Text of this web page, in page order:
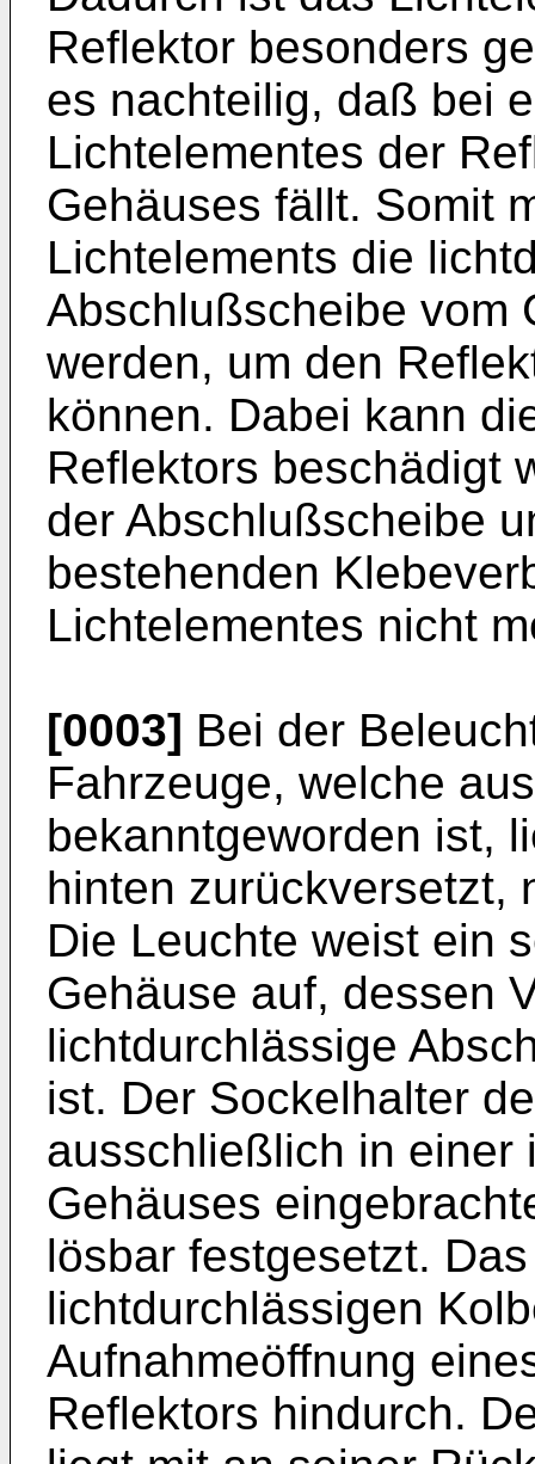
Reflektor besonders
es nachteilig, daß bei
Lichtelementes der
Gehäuses fällt. Somit
Lichtelements die
Abschlußscheibe vom
werden, um den
können. Dabei kann
Reflektors beschädigt
der Abschlußscheibe
bestehenden
Lichtelementes nicht
[0003] Bei der
Fahrzeuge, welche
bekanntgeworden ist,
hinten zurückversetzt,
Die Leuchte weist ein
Gehäuse auf, dessen
lichtdurchlässige
ist. Der Sockelhalter
ausschließlich in einer
Gehäuses
lösbar festgesetzt.
lichtdurchlässigen
Aufnahmeöffnung
Reflektors hindurch.